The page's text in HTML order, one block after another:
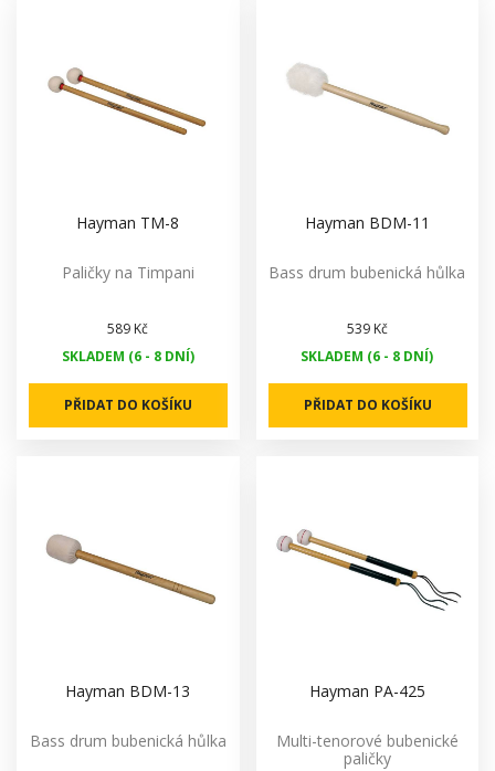
Hayman TM-8
Paličky na Timpani
589 Kč
SKLADEM (6 - 8 DNÍ)
PŘIDAT DO KOŠÍKU
Hayman BDM-11
Bass drum bubenická hůlka
539 Kč
SKLADEM (6 - 8 DNÍ)
PŘIDAT DO KOŠÍKU
Hayman BDM-13
Bass drum bubenická hůlka
Hayman PA-425
Multi-tenorové bubenické
paličky